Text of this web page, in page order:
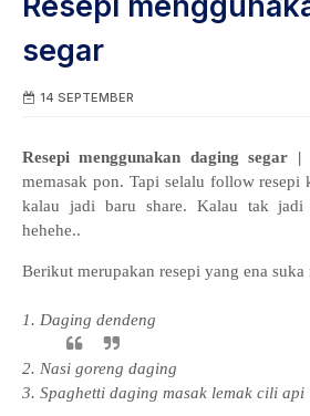
segar
14 SEPTEMBER
Resepi menggunakan daging segar |
memasak pon. Tapi selalu follow resepi
kalau jadi baru share. Kalau tak jadi
hehehe..
Berikut merupakan resepi yang ena suka
1. Daging dendeng
2. Nasi goreng daging
3. Spaghetti daging masak lemak cili api